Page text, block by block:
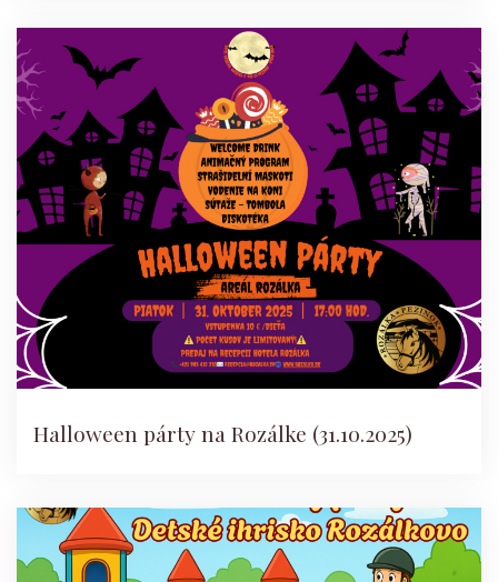
Halloween párty na Rozálke (31.10.2025)